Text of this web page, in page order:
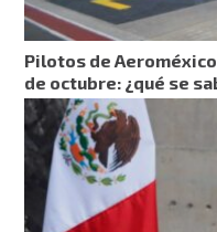
Pilotos de
de octubre: ¿qué se